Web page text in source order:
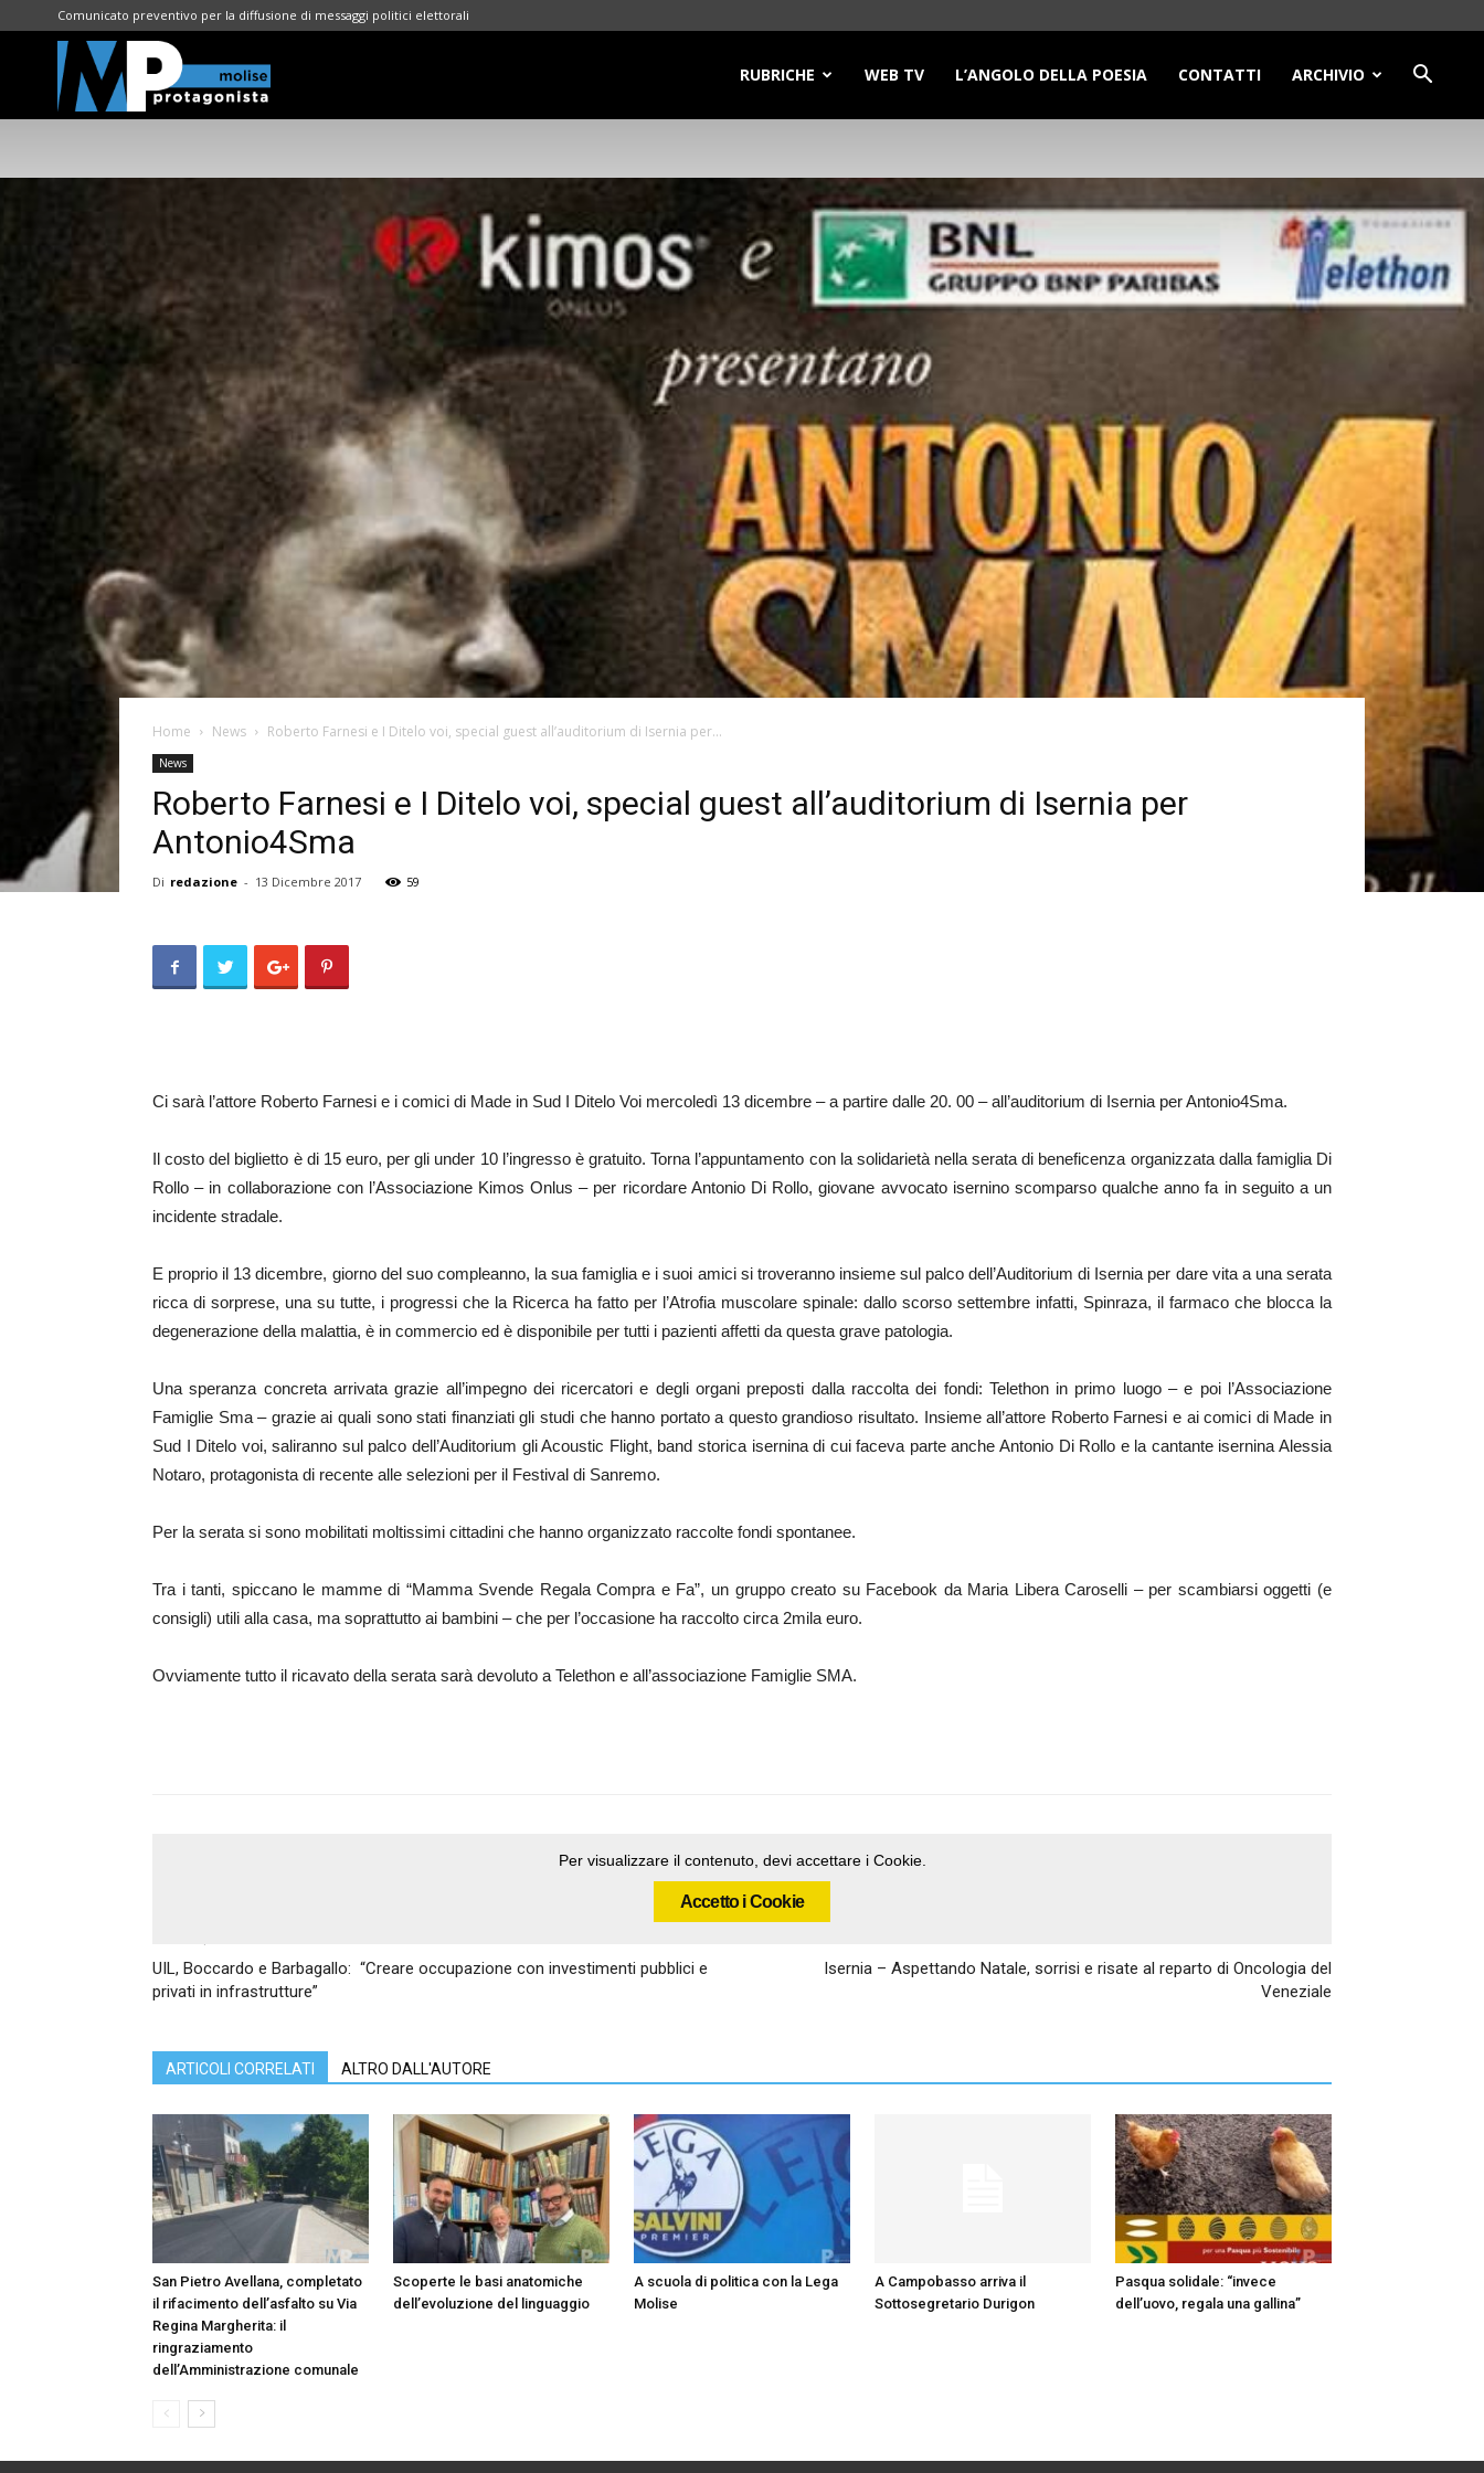
Comunicato preventivo per la diffusione di messaggi politici elettorali
RUBRICHE WEB TV L’ANGOLO DELLA POESIA CONTATTI ARCHIVIO
Home News Roberto Farnesi e I Ditelo voi, special guest all’auditorium di Isernia per...
News
Roberto Farnesi e I Ditelo voi, special guest all’auditorium di Isernia per
Antonio4Sma
Di redazione - 13 Dicembre 2017 59
Ci sarà l’attore Roberto Farnesi e i comici di Made in Sud I Ditelo Voi mercoledì 13 dicembre – a partire dalle 20. 00 – all’auditorium di Isernia per Antonio4Sma.
Il costo del biglietto è di 15 euro, per gli under 10 l’ingresso è gratuito. Torna l’appuntamento con la solidarietà nella serata di beneficenza organizzata dalla famiglia Di
Rollo – in collaborazione con l’Associazione Kimos Onlus – per ricordare Antonio Di Rollo, giovane avvocato isernino scomparso qualche anno fa in seguito a un
incidente stradale.
E proprio il 13 dicembre, giorno del suo compleanno, la sua famiglia e i suoi amici si troveranno insieme sul palco dell’Auditorium di Isernia per dare vita a una serata
ricca di sorprese, una su tutte, i progressi che la Ricerca ha fatto per l’Atrofia muscolare spinale: dallo scorso settembre infatti, Spinraza, il farmaco che blocca la
degenerazione della malattia, è in commercio ed è disponibile per tutti i pazienti affetti da questa grave patologia.
Una speranza concreta arrivata grazie all’impegno dei ricercatori e degli organi preposti dalla raccolta dei fondi: Telethon in primo luogo – e poi l’Associazione
Famiglie Sma – grazie ai quali sono stati finanziati gli studi che hanno portato a questo grandioso risultato. Insieme all’attore Roberto Farnesi e ai comici di Made in
Sud I Ditelo voi, saliranno sul palco dell’Auditorium gli Acoustic Flight, band storica isernina di cui faceva parte anche Antonio Di Rollo e la cantante isernina Alessia
Notaro, protagonista di recente alle selezioni per il Festival di Sanremo.
Per la serata si sono mobilitati moltissimi cittadini che hanno organizzato raccolte fondi spontanee.
Tra i tanti, spiccano le mamme di “Mamma Svende Regala Compra e Fa”, un gruppo creato su Facebook da Maria Libera Caroselli – per scambiarsi oggetti (e
consigli) utili alla casa, ma soprattutto ai bambini – che per l’occasione ha raccolto circa 2mila euro.
Ovviamente tutto il ricavato della serata sarà devoluto a Telethon e all’associazione Famiglie SMA.
Per visualizzare il contenuto, devi accettare i Cookie.
Accetto i Cookie
UIL, Boccardo e Barbagallo: “Creare occupazione con investimenti pubblici e
privati in infrastrutture”
Isernia – Aspettando Natale, sorrisi e risate al reparto di Oncologia del
Veneziale
ARTICOLI CORRELATI ALTRO DALL'AUTORE
San Pietro Avellana, completato
il rifacimento dell’asfalto su Via
Regina Margherita: il
ringraziamento
dell’Amministrazione comunale
Scoperte le basi anatomiche
dell’evoluzione del linguaggio
A scuola di politica con la Lega
Molise
A Campobasso arriva il
Sottosegretario Durigon
Pasqua solidale: “invece
dell’uovo, regala una gallina”